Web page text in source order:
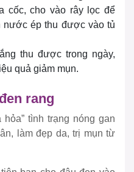
cốc, cho vào rây lọc để
nước ép thu được vào tủ
thu được trong ngày,
quả giảm mụn.
rang
tình trạng nóng gan
làm đẹp da, trị mụn từ